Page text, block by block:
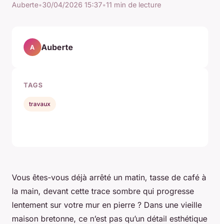
Auberte•30/04/2026 15:37•11 min de lecture
Vous êtes-vous déjà arrêté un matin, tasse de café à
la main, devant cette trace sombre qui progresse
lentement sur votre mur en pierre ? Dans une vieille
maison bretonne, ce n’est pas qu’un détail esthétique
A Auberte
TAGS
travaux